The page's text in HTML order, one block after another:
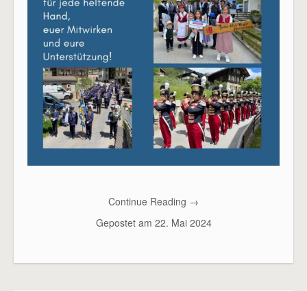
Continue Reading →
Gepostet am 22. Mai 2024